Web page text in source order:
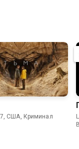
США, Криминал